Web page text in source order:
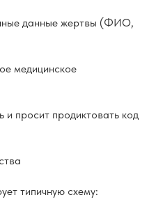
данные жертвы (ФИО,
медицинское
просит продиктовать код
типичную схему: